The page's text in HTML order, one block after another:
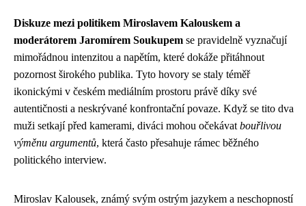
Diskuze mezi politikem Miroslavem Kalouskem a
moderátorem Jaromírem Soukupem se pravidelně vyznačují
mimořádnou intenzitou a napětím, které dokáže přitáhnout
pozornost širokého publika. Tyto hovory se staly téměř
ikonickými v českém mediálním prostoru právě díky své
autentičnosti a neskrývané konfrontační povaze. Když se tito dva
muži setkají před kamerami, diváci mohou očekávatbouřlivou
výměnu argumentů, která často přesahuje rámec běžného
politického interview.
Miroslav Kalousek, známý svým ostrým jazykem a neschopností